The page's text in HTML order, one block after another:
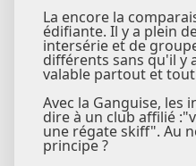
La encore la
édifiante. Il y a plein
intersérie et de
différents sans qu'il y
valable partout et
Avec la Ganguise, les
dire à un club affilié
une régate skiff". Au
principe ?